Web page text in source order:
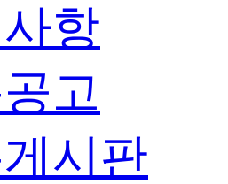
항
고
시판